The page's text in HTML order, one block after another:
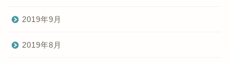
2019年9月
2019年8月